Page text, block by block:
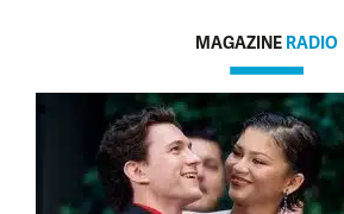
MAGAZINE RADIO